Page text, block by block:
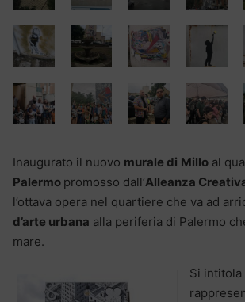
Inaugurato il nuovo murale di Millo al
Palermo promosso dall’Alleanza
l’ottava opera nel quartiere che va ad
d’arte urbana alla periferia di Palermo
mare.
Si intitola